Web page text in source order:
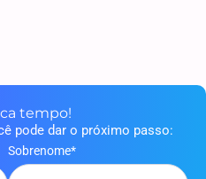
tempo!
pode dar o próximo passo:
Sobrenome*